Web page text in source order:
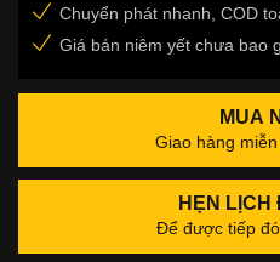
Chuyển phát nhanh, COD
Giá bán niêm yết chưa bao
MUA
Giao hàng
HẸN LỊCH
Để được tiếp